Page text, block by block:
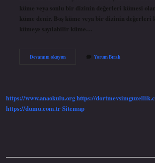
küme veya sonlu bir dizinin değerleri kümesi
küme denir. Boş küme veya bir dizinin değerleri
kümeye sayılabilir küme…
Devamını okuyunBoş
Yorum Bırak
https://www.anaokulu.orghttps://
https://dumu.com.trSitemap